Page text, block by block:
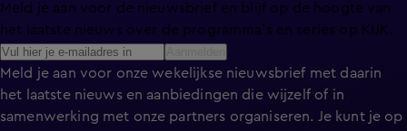
Meld je aan voor de nieuwsbrief en blijf op de hoogte van
het laatste nieuws over de programma’s en series op KIJK.
Meld je aan voor onze wekelijkse nieuwsbrief met daarin
het laatste nieuws en aanbiedingen die wijzelf of in
samenwerking met onze partners organiseren. Je kunt je op